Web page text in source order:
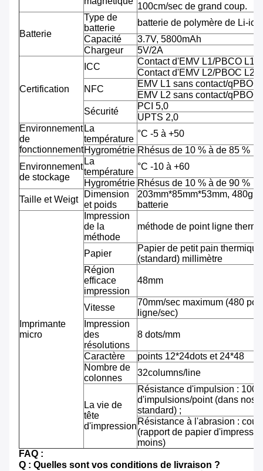
100cm/sec de grand coup.
Batterie
Type de
batterie
batterie de polymère de Li-ion
Capacité
3.7V, 5800mAh
Chargeur
5V/2A
Certification
ICC
Contact d'EMV L1/PBCO L1
Contact d'EMV L2/PBOC L2
NFC
EMV L1 sans contact/qPBOC
EMV L2 sans contact/qPBOC
Sécurité
PCI 5,0
UPTS 2,0
Environnement
de
fonctionnement
La
température
°C -5 à +50
Hygrométrie Rhésus de 10 % à de 85 %
Environnement
de stockage
La
température
°C -10 à +60
Hygrométrie Rhésus de 10 % à de 90 %
Taille et Weigt
Dimension
et poids
203mm*85mm*53mm, 480g
batterie
Imprimante
micro
Impression
de la
méthode
méthode de point ligne
Papier
Papier de petit pain
(standard) millimètre
Région
efficace
impression
48mm
Vitesse
70mm/sec maximum (480
ligne/sec)
Impression
des
résolutions
8 dots/mm
Caractère
points 12*24dots et 24*48
Nombre de
colonnes
32columns/line
La vie de
tête
d'impression
Résistance d'impulsion : 100
d'impulsions/point (dans nos
standard) ;
Résistance à l'abrasion :
(rapport de papier
moins)
FAQ :
Q : Quelles sont vos conditions de livraison ?